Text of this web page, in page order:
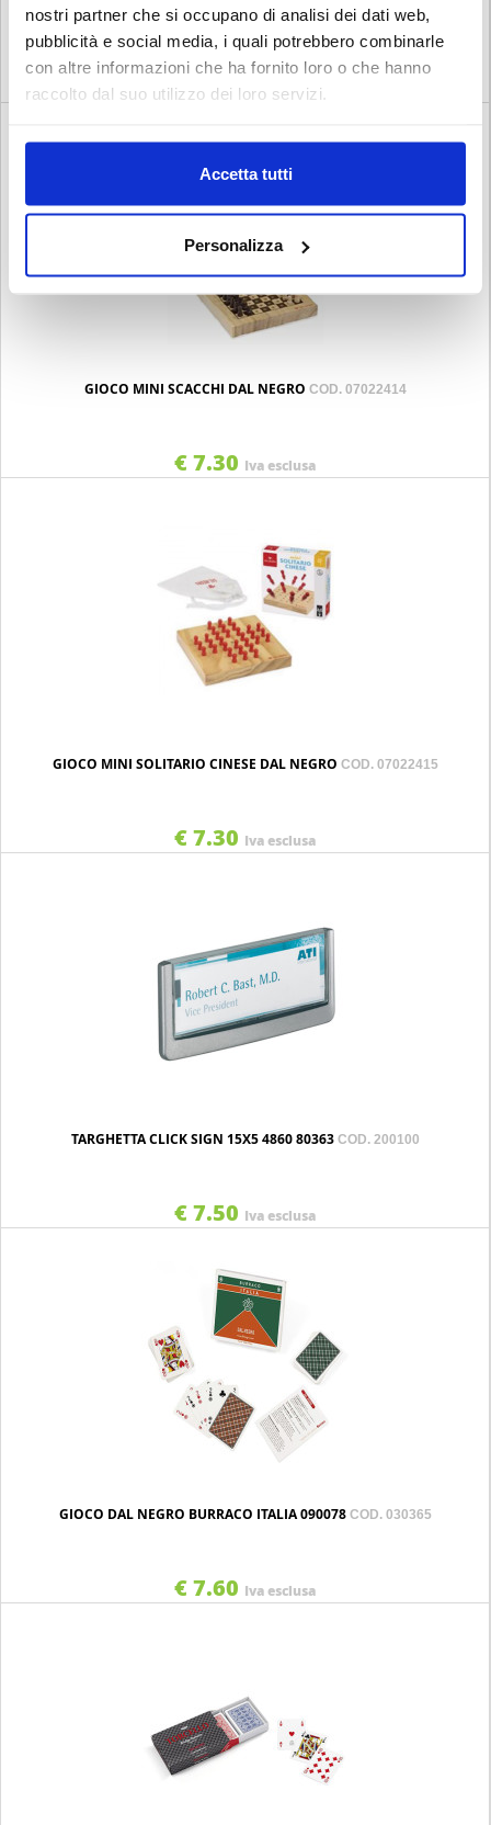
nostri partner che si occupano di analisi dei dati web,
pubblicità e social media, i quali potrebbero combinarle
con altre informazioni che ha fornito loro o che hanno
raccolto dal suo utilizzo dei loro servizi.
Accetta tutti
Personalizza
GIOCO MINI DAMA CINESE DAL NEGROCOD. 07022412
€ 7.30Iva esclusa
GIOCO MINI SCACCHI DAL NEGRO COD. 07022414
€ 7.30 Iva esclusa
GIOCO MINI SOLITARIO CINESE DAL NEGRO COD. 07022415
€ 7.30 Iva esclusa
TARGHETTA CLICK SIGN 15X5 4860 80363 COD. 200100
€ 7.50 Iva esclusa
GIOCO DAL NEGRO BURRACO ITALIA 090078 COD. 030365
€ 7.60 Iva esclusa